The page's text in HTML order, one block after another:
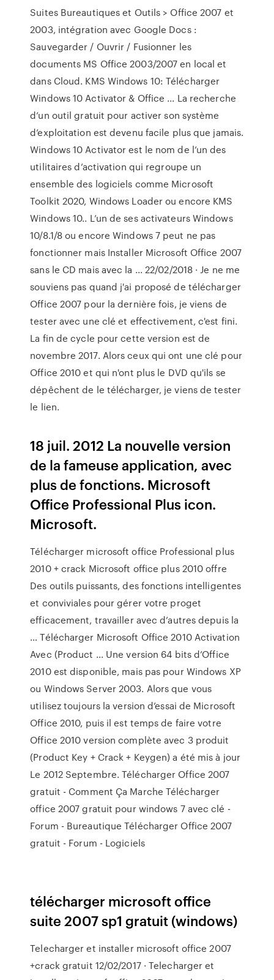
Suites Bureautiques et Outils > Office 2007 et
2003, intégration avec Google Docs :
Sauvegarder / Ouvrir / Fusionner les
documents MS Office 2003/2007 en local et
dans Cloud. KMS Windows 10: Télécharger
Windows 10 Activator & Office ... La recherche
d’un outil gratuit pour activer son système
d’exploitation est devenu facile plus que jamais.
Windows 10 Activator est le nom de l’un des
utilitaires d’activation qui regroupe un
ensemble des logiciels comme Microsoft
Toolkit 2020, Windows Loader ou encore KMS
Windows 10.. L’un de ses activateurs Windows
10/8.1/8 ou encore Windows 7 peut ne pas
fonctionner mais Installer Microsoft Office 2007
sans le CD mais avec la ... 22/02/2018 · Je ne me
souviens pas quand j'ai proposé de télécharger
Office 2007 pour la dernière fois, je viens de
tester avec une clé et effectivement, c'est fini.
La fin de cycle pour cette version est de
novembre 2017. Alors ceux qui ont une clé pour
Office 2010 et qui n'ont plus le DVD qu'ils se
dépêchent de le télécharger, je viens de tester
le lien.
18 juil. 2012 La nouvelle version
de la fameuse application, avec
plus de fonctions. Microsoft
Office Professional Plus icon.
Microsoft.
Télécharger microsoft office Professional plus
2010 + crack Microsoft office plus 2010 offre
Des outils puissants, des fonctions intelligentes
et conviviales pour gérer votre proget
efficacement, travailler avec d’autres depuis la
… Télécharger Microsoft Office 2010 Activation
Avec (Product ... Une version 64 bits d’Office
2010 est disponible, mais pas pour Windows XP
ou Windows Server 2003. Alors que vous
utilisez toujours la version d’essai de Microsoft
Office 2010, puis il est temps de faire votre
Office 2010 version complète avec 3 produit
(Product Key + Crack + Keygen) a été mis à jour
Le 2012 Septembre. Télécharger Office 2007
gratuit - Comment Ça Marche Télécharger
office 2007 gratuit pour windows 7 avec clé -
Forum - Bureautique Télécharger Office 2007
gratuit - Forum - Logiciels
télécharger microsoft office
suite 2007 sp1 gratuit (windows)
Telecharger et installer microsoft office 2007
+crack gratuit 12/02/2017 · Telecharger et